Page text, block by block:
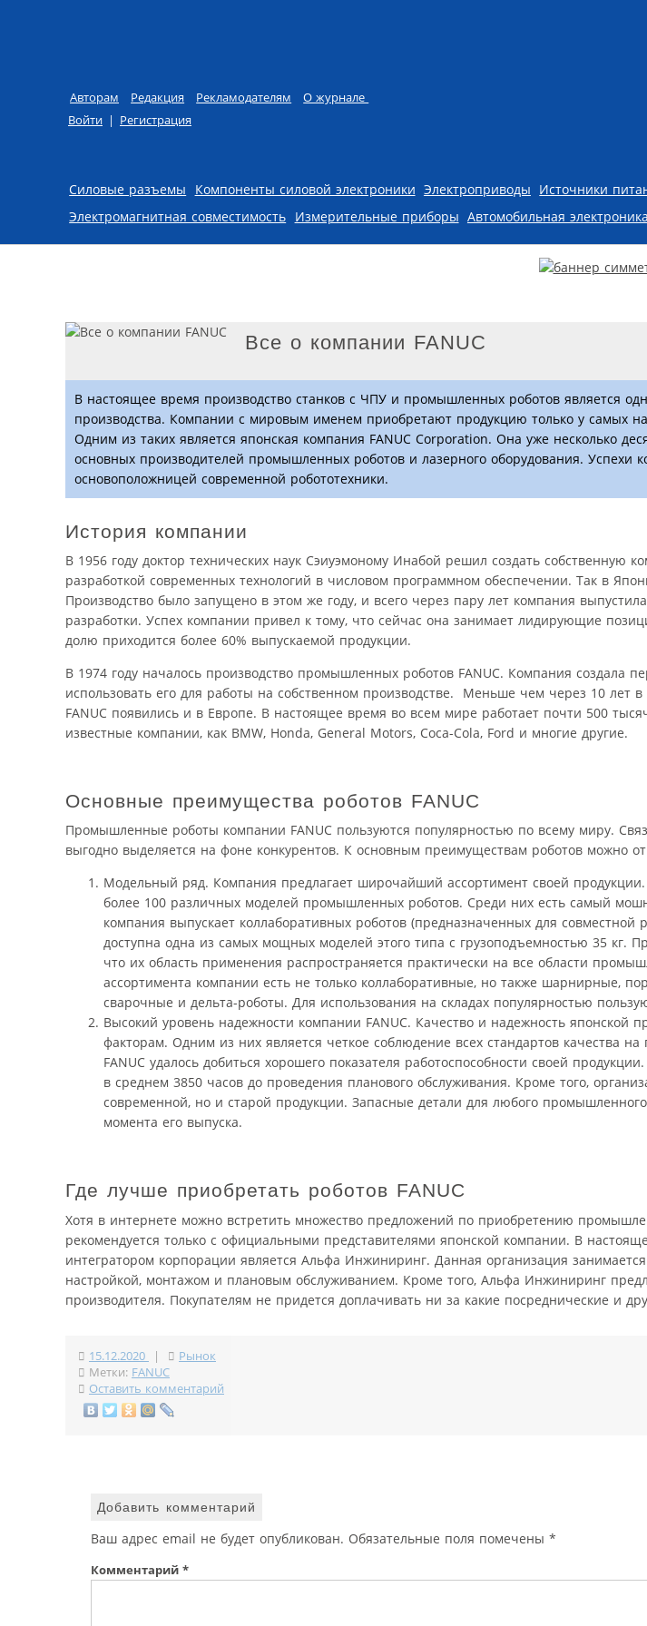
Авторам Редакция Рекламодателям
О журнале
Войти | Регистрация
Skip to content
Силовые разъемы Компоненты силовой электроники Электроприводы Источники
Электромагнитная совместимость Измерительные приборы Автомобильная электроника
Все о компании FANUC
В настоящее время производство станков с ЧПУ и промышленных роботов является
производства. Компании с мировым именем приобретают продукцию только у самых
Одним из таких является японская компания FANUC Corporation. Она уже несколько
основных производителей промышленных роботов и лазерного оборудования. Успехи
основоположницей современной робототехники.
История компании
В 1956 году доктор технических наук Сэиуэмоному Инабой решил создать собственную
разработкой современных технологий в числовом программном обеспечении. Так в
Производство было запущено в этом же году, и всего через пару лет компания
разработки. Успех компании привел к тому, что сейчас она занимает лидирующие
долю приходится более 60% выпускаемой продукции.
В 1974 году началось производство промышленных роботов FANUC. Компания создала
использовать его для работы на собственном производстве. Меньше чем через 10
FANUC появились и в Европе. В настоящее время во всем мире работает почти 500
известные компании, как BMW, Honda, General Motors, Coca-Cola, Ford и многие другие.
Основные преимущества роботов FANUC
Промышленные роботы компании FANUC пользуются популярностью по всему миру.
выгодно выделяется на фоне конкурентов. К основным преимуществам роботов можно
Модельный ряд. Компания предлагает широчайший ассортимент своей
более 100 различных моделей промышленных роботов. Среди них есть самый
компания выпускает коллаборативных роботов (предназначенных для
доступна одна из самых мощных моделей этого типа с грузоподъемностью 35 кг.
что их область применения распространяется практически на все области
ассортимента компании есть не только коллаборативные, но также шарнирные,
сварочные и дельта-роботы. Для использования на складах популярностью
Высокий уровень надежности компании FANUC. Качество и надежность японской
факторам. Одним из них является четкое соблюдение всех стандартов качества
FANUC удалось добиться хорошего показателя работоспособности своей
в среднем 3850 часов до проведения планового обслуживания. Кроме того,
современной, но и старой продукции. Запасные детали для любого
момента его выпуска.
Где лучше приобретать роботов FANUC
Хотя в интернете можно встретить множество предложений по приобретению
рекомендуется только с официальными представителями японской компании. В
интегратором корпорации является Альфа Инжиниринг. Данная организация
настройкой, монтажом и плановым обслуживанием. Кроме того, Альфа Инжиниринг
производителя. Покупателям не придется доплачивать ни за какие посреднические и
15.12.2020 |
Рынок
Метки: FANUC
Оставить комментарий
Добавить комментарий
Ваш адрес email не будет опубликован. Обязательные поля помечены *
Комментарий *